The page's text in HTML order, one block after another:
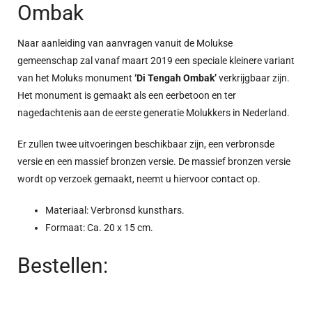
Ombak
Naar aanleiding van aanvragen vanuit de Molukse
gemeenschap zal vanaf maart 2019 een speciale kleinere variant
van het Moluks monument ‘Di Tengah Ombak’verkrijgbaar zijn.
Het monument is gemaakt als een eerbetoon en ter
nagedachtenis aan de eerste generatie Molukkers in Nederland.
Er zullen twee uitvoeringen beschikbaar zijn, een verbronsde
versie en een massief bronzen versie. De massief bronzen versie
wordt op verzoek gemaakt, neemt u hiervoorcontact op.
Materiaal: Verbronsd kunsthars.
Formaat: Ca. 20 x 15 cm.
Bestellen: